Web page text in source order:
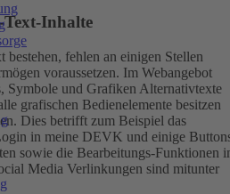
Inhalte
bestehen, fehlen an einigen Stellen
voraussetzen. Im Webangebot
Symbole und Grafiken Alternativtexte
grafischen Bedienelemente besitzen
Dies betrifft zum Beispiel das
in meine DEVK und einige
sowie die Bearbeitungs-Funktionen
Media Verlinkungen sind mitunter